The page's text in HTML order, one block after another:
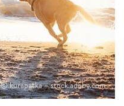
© kurapatka – stock.adobe.com